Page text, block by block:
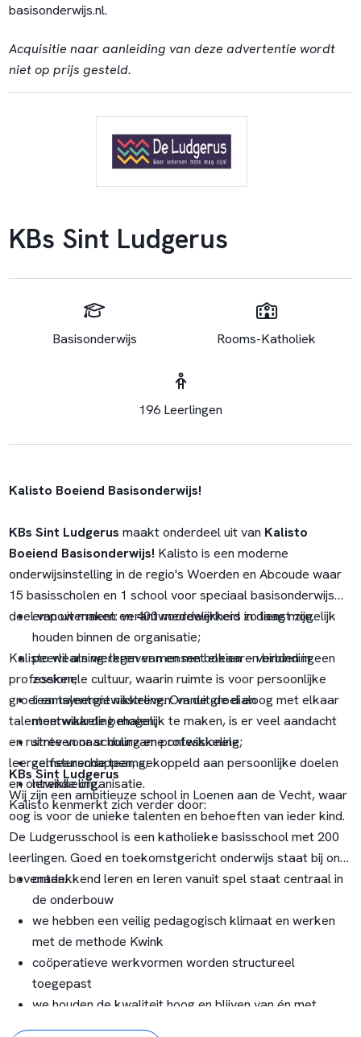
basisonderwijs.nl.
Acquisitie naar aanleiding van deze advertentie wordt
niet op prijs gesteld.
KBs Sint Ludgerus
Basisonderwijs Rooms-Katholiek
196 Leerlingen
Kalisto Boeiend Basisonderwijs!
KBs Sint Ludgerus maakt onderdeel uit van Kalisto
Boeiend Basisonderwijs! Kalisto is een moderne
onderwijsinstelling in de regio's Woerden en Abcoude waar
15 basisscholen en 1 school voor speciaal basisonderwijs
deel van uit maken en 400 medewerkers in dienst zijn.
Kalisto wil als werkgever mensen boeien en binden in een
professionele cultuur, waarin ruimte is voor persoonlijke
groei en talentontwikkeling. Om de groei en
talentontwikkeling mogelijk te maken, is er veel aandacht
en ruimte voor scholing en professionele
leergemeenschappen, gekoppeld aan persoonlijke doelen
en ontwikkeling.
Kalisto kenmerkt zich verder door:
empowerment: verantwoordelijkheid zo laag mogelijk
houden binnen de organisatie;
peerlearning: leren van en met elkaar - verbinding
zoeken;
teamsynergie nastreven: vanuit de dialoog met elkaar
meerwaarde behalen;
streven naar duurzame ontwikkeling;
zelfsturende teams;
lerende organisatie.
KBs Sint Ludgerus
Wij zijn een ambitieuze school in Loenen aan de Vecht, waar
oog is voor de unieke talenten en behoeften van ieder kind.
De Ludgerusschool is een katholieke basisschool met 200
leerlingen. Goed en toekomstgericht onderwijs staat bij ons
bovenaan.
ontdekkend leren en leren vanuit spel staat centraal in
de onderbouw
we hebben een veilig pedagogisch klimaat en werken
met de methode Kwink
coöperatieve werkvormen worden structureel
toegepast
we houden de kwaliteit hoog en blijven van én met